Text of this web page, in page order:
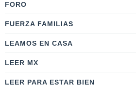
FORO
FUERZA FAMILIAS
LEAMOS EN CASA
LEER MX
LEER PARA ESTAR BIEN